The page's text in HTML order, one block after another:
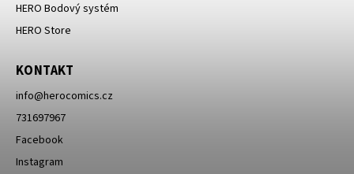
HERO Bodový systém
HERO Store
KONTAKT
info@herocomics.cz
731697967
Facebook
Instagram